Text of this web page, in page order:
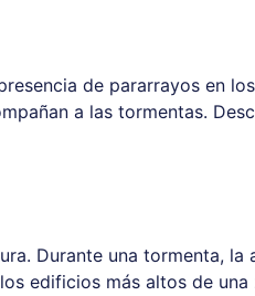
de pararrayos en
a las tormentas.
Durante una tormenta, la
edificios más altos de